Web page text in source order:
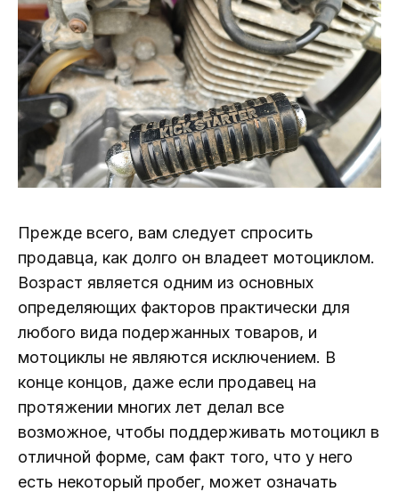
Прежде всего, вам следует спросить
продавца, как долго он владеет мотоциклом.
Возраст является одним из основных
определяющих факторов практически для
любого вида подержанных товаров, и
мотоциклы не являются исключением. В
конце концов, даже если продавец на
протяжении многих лет делал все
возможное, чтобы поддерживать мотоцикл в
отличной форме, сам факт того, что у него
есть некоторый пробег, может означать